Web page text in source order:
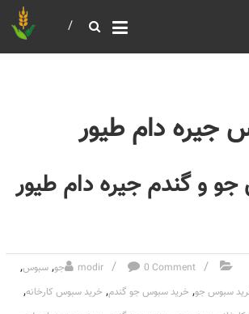
و گندم جیره دام طیور
modir 0 Comment جو, سبوس,
سبوس جو, خرید سبوس جو گندم, خرید سبوس کارخانه,